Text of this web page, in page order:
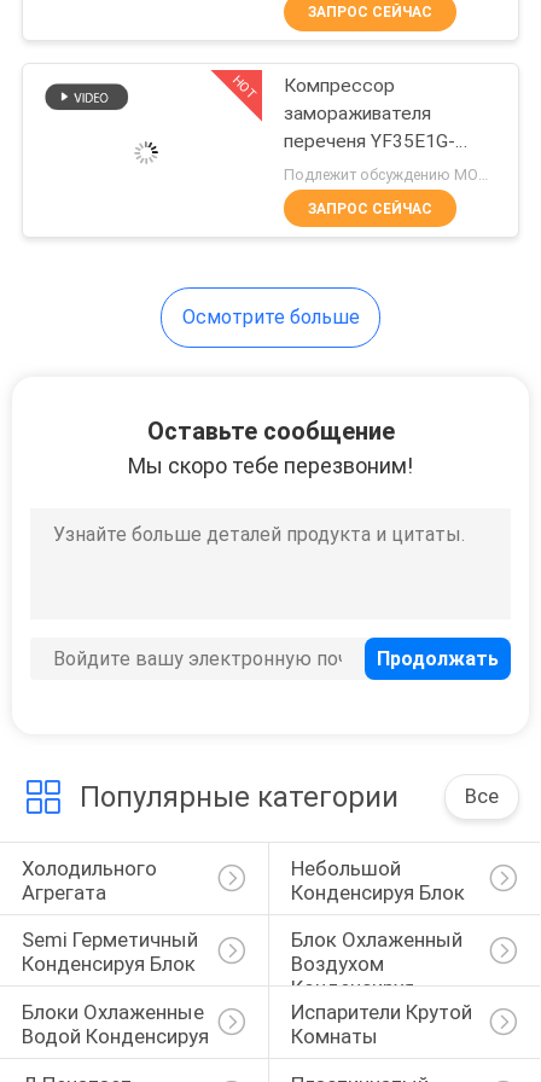
ФАБРИКИ
ПРОВЕРКА
КАЧЕСТВА
ЦИТАТУ
САЙТА
КОНФИДЕНЦИАЛЬНОСТИ
Semi герметичный
конденсируя блок
Блок охлаженный
воздухом
конденсируя
Блоки
водой
конденсируя
Испарители
крутой комнаты
21
ЗАПРОС СЕЙЧАС
HOT
Компрессор
замораживателя
переченя YF35E1G-
Q100 Invotech
ЗАПРОС СЕЙЧАС
Осмотрите больше
Оставьте сообщение
Мы скоро тебе перезвоним!
Популярные категории Все
Холодильного
Агрегата
Небольшой
Конденсируя Блок
Semi Герметичный
Конденсируя Блок
Блок Охлаженный
Воздухом
Конденсируя
Блоки Охлаженные
Водой Конденсируя
Испарители Крутой
Комнаты